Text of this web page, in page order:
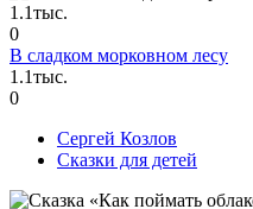
1.1тыс.
0
В сладком морковном лесу
1.1тыс.
0
Сергей Козлов
Сказки для детей